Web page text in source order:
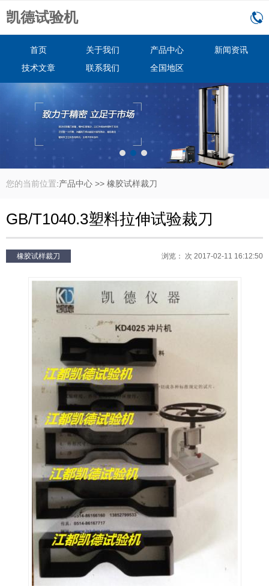
凯德试验机
首页 关于我们 产品中心
新闻资讯
技术文章
联系我们 全国地区
您的当前位置:产品中心 >> 橡胶试样裁刀
GB/T1040.3塑料拉伸试验裁刀
橡胶试样裁刀 浏览： 次 2017-02-11 16:12:50